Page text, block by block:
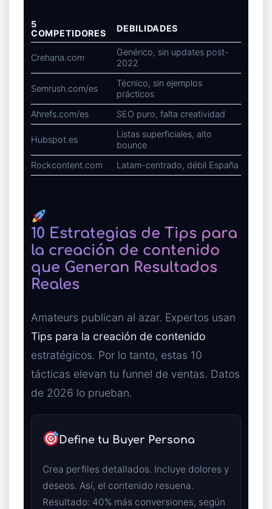
5
COMPETIDORES
DEBILIDADES
Crehana.com
Genérico, sin updates post-
2022
Semrush.com/es
Técnico, sin ejemplos
prácticos
Ahrefs.com/es
SEO puro, falta creatividad
Hubspot.es
Listas superficiales, alto
bounce
Rockcontent.com
Latam-centrado, débil España
10 Estrategias de Tips para
la creación de contenido
que Generan Resultados
Reales
Amateurs publican al azar. Expertos usan
Tips para la creación de contenido
estratégicos. Por lo tanto, estas 10
tácticas elevan tu funnel de ventas. Datos
de 2026 lo prueban.
Define tu Buyer Persona
Crea perfiles detallados. Incluye dolores y
deseos. Así, el contenido resuena.
Resultado: 40% más conversiones, según